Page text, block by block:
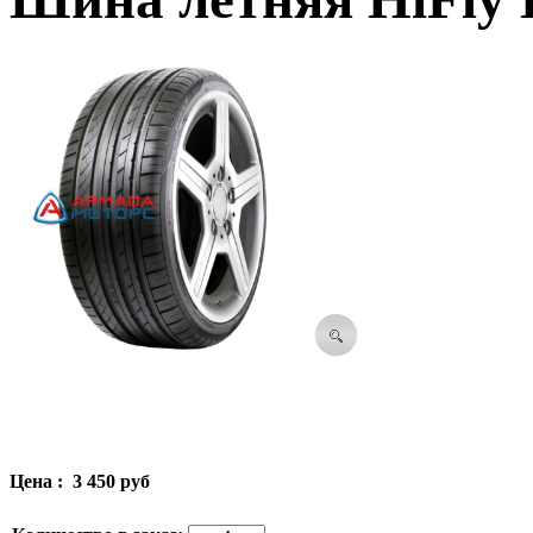
Цена : 3 450 руб